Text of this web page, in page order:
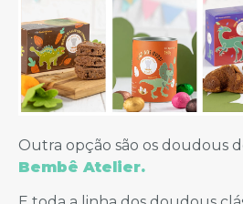
Outra opção são os doudous
Bembê Atelier.